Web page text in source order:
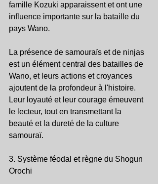
famille Kozuki apparaissent et ont une
influence importante sur la bataille du
pays Wano.
La présence de samouraïs et de ninjas
est un élément central des batailles de
Wano, et leurs actions et croyances
ajoutent de la profondeur à l'histoire.
Leur loyauté et leur courage émeuvent
le lecteur, tout en transmettant la
beauté et la dureté de la culture
samouraï.
3. Système féodal et règne du Shogun
Orochi